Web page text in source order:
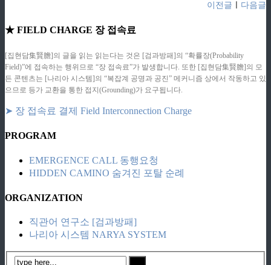
이전글 다음글
★ FIELD CHARGE 장 접속료
[집현담集賢膽]의 글을 읽는 읽는다는 것은 [검과방패]의 “확률장(Probability
Field)”에 접속하는 행위므로 “장 접속료”가 발생합니다. 또한 [집현담集賢膽]의 모
든 콘텐츠는 [나리아 시스템]의 “복잡계 공명과 공진” 메커니즘 상에서 작동하고 있
으므로 등가 교환을 통한 접지(Grounding)가 요구됩니다.
➤ 장 접속료 결제 Field Interconnection Charge
PROGRAM
EMERGENCE CALL 동행요청
HIDDEN CAMINO 숨겨진 포탈 순례
ORGANIZATION
직관어 연구소 [검과방패]
나리아 시스템 NARYA SYSTEM